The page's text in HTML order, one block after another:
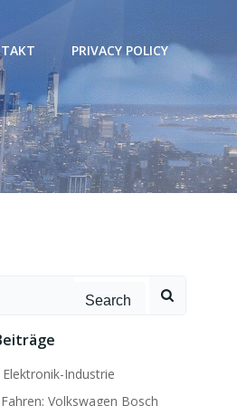
PRIVACY POLICY
Industrie
Volkswagen Bosch